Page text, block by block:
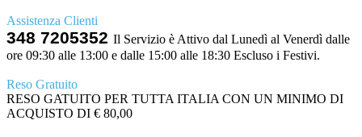
Assistenza Clienti
348 7205352 Il Servizio è Attivo dal Lunedì al Venerdì dalle
ore 09:30 alle 13:00 e dalle 15:00 alle 18:30 Escluso i Festivi.
Reso Gratuito
RESO GATUITO PER TUTTA ITALIA CON UN MINIMO DI
ACQUISTO DI € 80,00